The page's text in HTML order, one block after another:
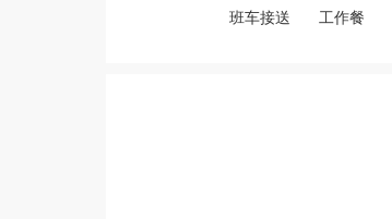
班车接送 工作餐